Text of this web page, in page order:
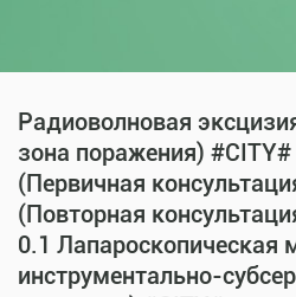
Радиоволновая
зона поражения) #CITY#
(Первичная
(Повторная
0.1 Лапароскопическая
инструментально-